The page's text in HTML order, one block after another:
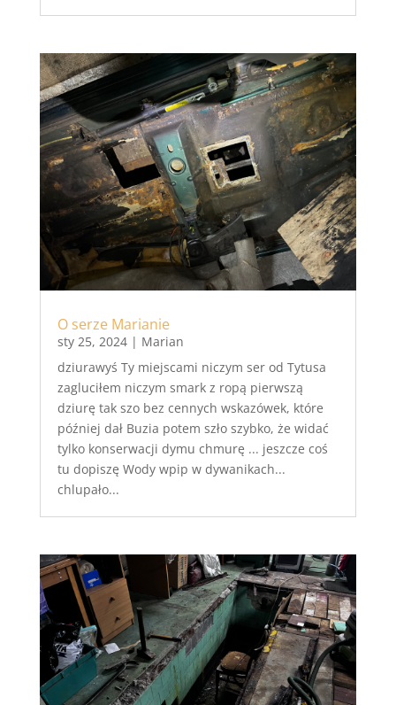
O serze Marianie
sty 25, 2024| Marian
dziurawyś Ty miejscami niczym ser od Tytusa
zagluciłem niczym smark z ropą pierwszą
dziurę tak szo bez cennych wskazówek, które
później dał Buzia potem szło szybko, że widać
tylko konserwacji dymu chmurę ... jeszcze coś
tu dopiszę Wody wpip w dywanikach...
chlupało...